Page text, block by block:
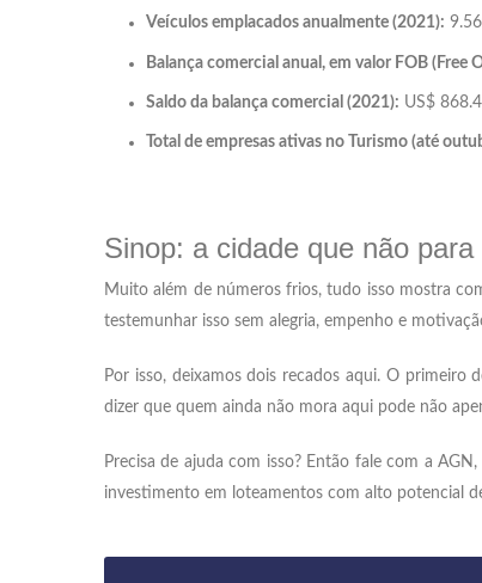
Veículos emplacados anualmente (2021):
Balança comercial anual, em valor FOB (Free
Saldo da balança comercial (2021): US$
Total de empresas ativas no Turismo (até
Sinop: a cidade que não
Muito além de números frios, tudo isso mostra
testemunhar isso sem alegria, empenho e
Por isso, deixamos dois recados aqui. O primeiro
dizer que quem ainda não mora aqui pode não
Precisa de ajuda com isso? Então fale com a AGN,
investimento em loteamentos com alto potencial